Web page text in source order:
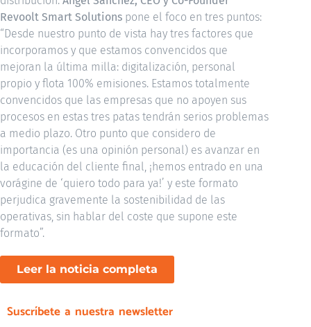
Revoolt Smart Solutions pone el foco en tres puntos:
“Desde nuestro punto de vista hay tres factores que
incorporamos y que estamos convencidos que
mejoran la última milla: digitalización, personal
propio y flota 100% emisiones. Estamos totalmente
convencidos que las empresas que no apoyen sus
procesos en estas tres patas tendrán serios problemas
a medio plazo. Otro punto que considero de
importancia (es una opinión personal) es avanzar en
la educación del cliente final, ¡hemos entrado en una
vorágine de ‘quiero todo para ya!’ y este formato
perjudica gravemente la sostenibilidad de las
operativas, sin hablar del coste que supone este
formato”.
Leer la noticia completa
Suscríbete a nuestra newsletter